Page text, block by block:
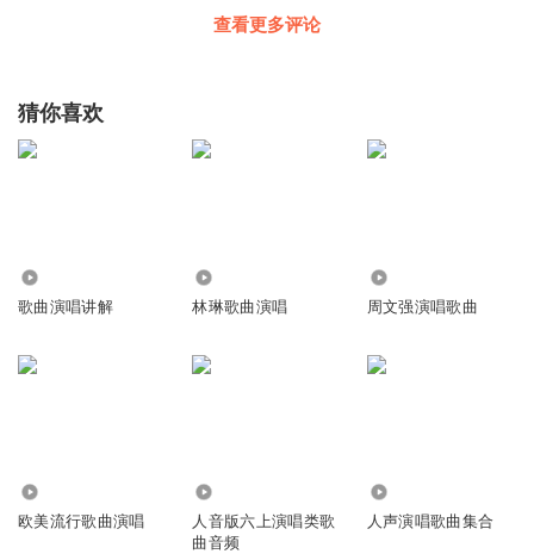
查看更多评论
猜你喜欢
歌曲演唱讲解 林琳歌曲演唱 周文强演唱歌曲
欧美流行歌曲演唱
人音版六上演唱类歌
曲音频
人声演唱歌曲集合